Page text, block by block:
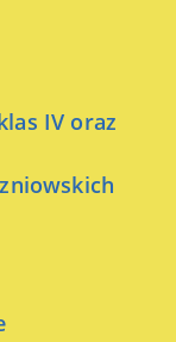
IV oraz